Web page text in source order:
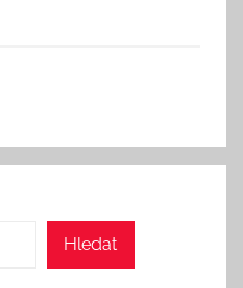
Hledat